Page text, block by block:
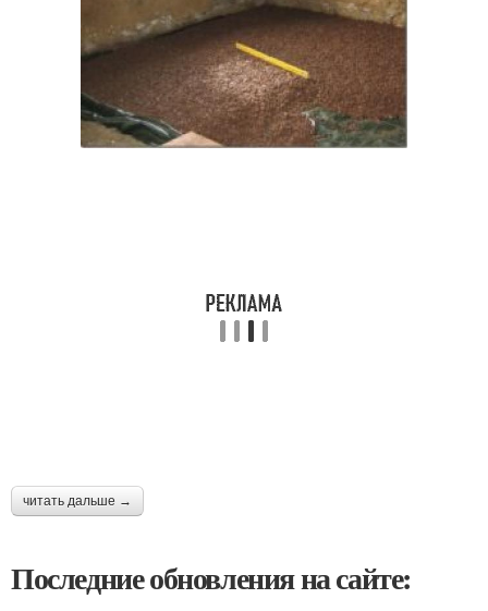
читать дальше →
Последние обновления на сайте: